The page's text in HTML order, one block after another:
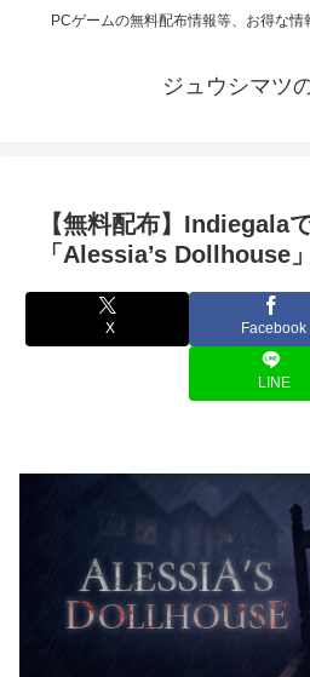
PCゲームの無料配布情報等、お得な情
ジュウシマツ
【無料配布】Indiegala
「Alessia’s Dollhouse
X Facebook
LINE